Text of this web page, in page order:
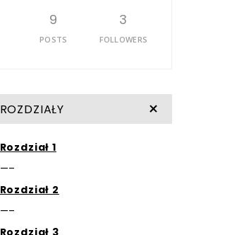
9
POSTS
3
FOLLOWERS
ROZDZIAŁY
Rozdział 1
—–
Rozdział 2
—–
Rozdział 3